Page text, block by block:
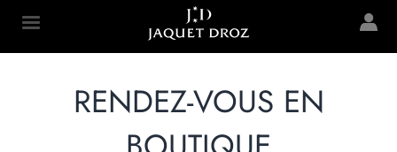
content
Jaquet Droz
RENDEZ-VOUS EN